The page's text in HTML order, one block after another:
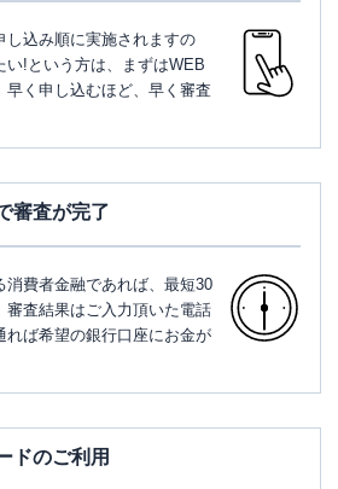
し込み順に実施されますの
い!という方は、まずはWEB
く申し込むほど、早く審査
審査が完了
消費者金融であれば、最短30
審査結果はご入力頂いた電話
れば希望の銀行口座にお金が
ドのご利用